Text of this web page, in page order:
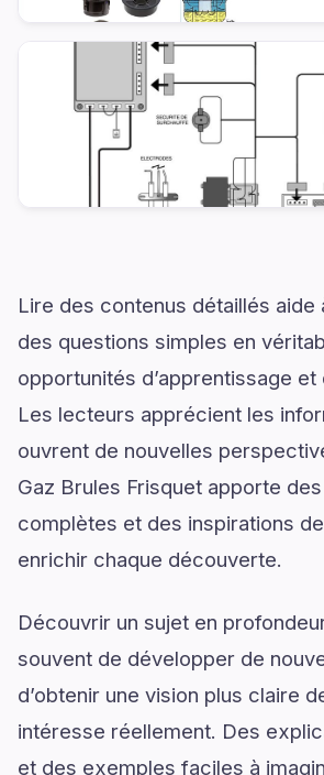
Lire des contenus détaillés aide
des questions simples en
opportunités d’apprentissage
Les lecteurs apprécient les
ouvrent de nouvelles
Gaz Brules Frisquet apporte
complètes et des inspirations
enrichir chaque découverte.
Découvrir un sujet en
souvent de développer de
d’obtenir une vision plus claire
intéresse réellement. Des
et des exemples faciles à